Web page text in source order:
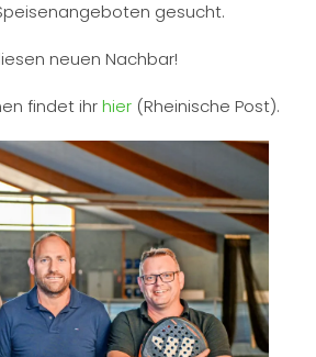
gesucht.
neuen Nachbar!
findet ihrhier (Rheinische Post).